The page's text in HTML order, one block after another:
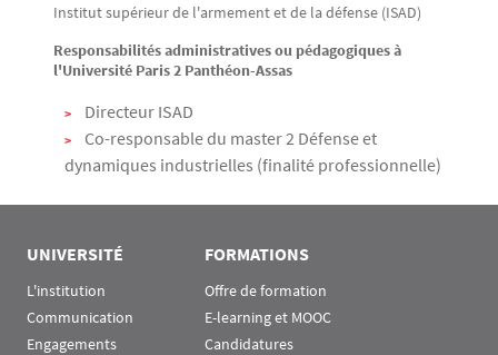
Institut supérieur de l'armement et de la défense (ISAD)
Responsabilités administratives ou pédagogiques à
l'Université Paris 2 Panthéon-Assas
Directeur ISAD
Co-responsable du master 2 Défense et
dynamiques industrielles (finalité professionnelle)
UNIVERSITÉ
L'institution
Communication
Engagements
FORMATIONS
Offre de formation
E-learning et MOOC
Candidatures